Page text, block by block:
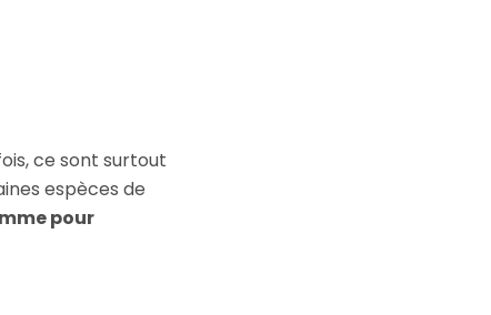
ce sont surtout
espèces de
pour